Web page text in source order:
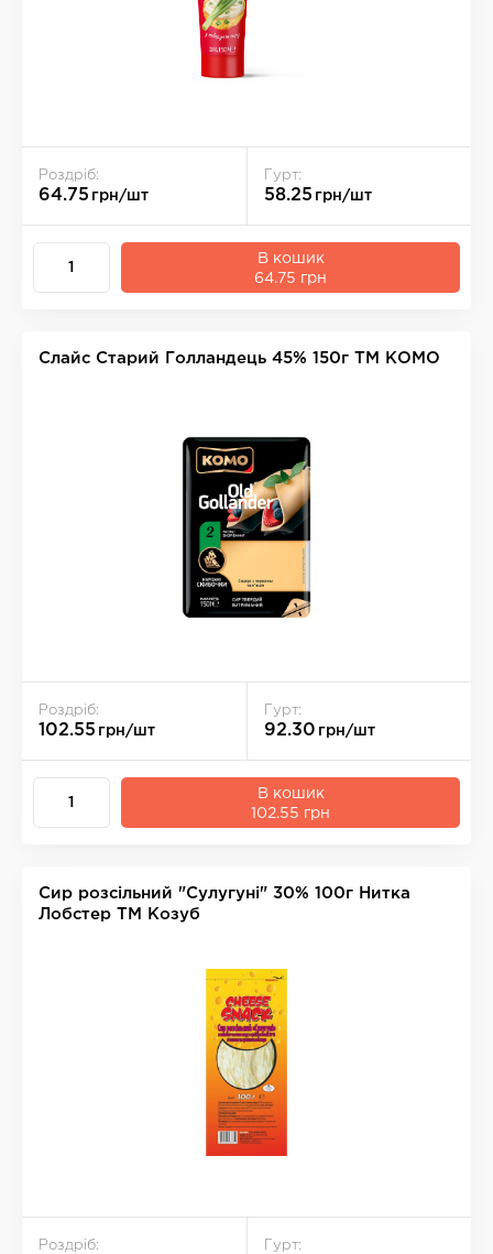
Роздріб:
64.75 грн/шт
Гурт:
58.25 грн/шт
В кошик
64.75 грн
Слайс Старий Голландець 45% 150г ТМ КОМО
Роздріб:
102.55 грн/шт
Гурт:
92.30 грн/шт
В кошик
102.55 грн
Сир розсільний "Сулугуні" 30% 100г Нитка
Лобстер ТМ Козуб
Роздріб: Гурт: